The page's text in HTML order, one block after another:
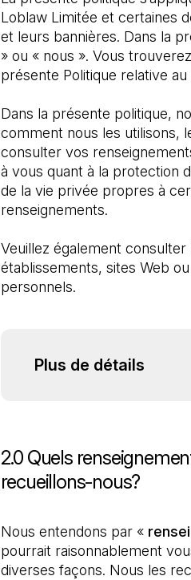
Loblaw Limitée et certaines
et leurs bannières. Dans la
» ou « nous ». Vous
présente Politique relative
Dans la présente politique,
comment nous les utilisons,
consulter vos
à vous quant à la protection
de la vie privée propres à
renseignements.
Veuillez également
établissements, sites Web
personnels.
Plus de détails
2.0 Quels
recueillons-nous?
Nous entendons par «
pourrait raisonnablement
diverses façons. Nous les